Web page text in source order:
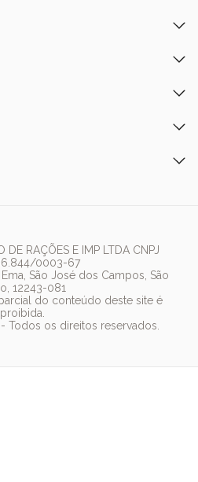
DE RAÇÕES E IMP LTDA CNPJ
0003-67
São José dos Campos, São
12243-081
do conteúdo deste site é
proibida.
Todos os direitos reservados.